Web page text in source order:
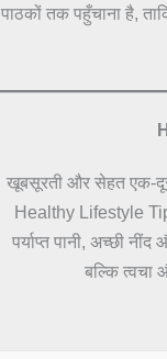
पाठकों तक पहुँचाना है,
खूबसूरती और सेहत एक-
Healthy Lifestyle
पर्याप्त पानी, अच्छी
बल्कि त्वचा